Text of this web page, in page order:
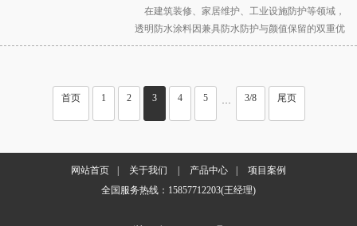
品，凭借稳定的防水性能、便捷的施工体验，广泛
应用于住宅装修、商业建筑、工业厂房等多个场
景，既能够有效阻隔水分渗透，保护建筑结构安...
在建筑装修、家居维护、工业设施防护等领域，
透明防水涂料因兼具防水防护与颜值保留的双重优
势，成为各类基面防水的优选材料。其中，透明防
多种基面，既能有效阻隔水分渗透、防止基面破
首页 1 2 3 4 5 ··· 3/8 尾页
网站首页 关于我们 产品中心
项目案例
全国服务热线：15857712203(王经理)